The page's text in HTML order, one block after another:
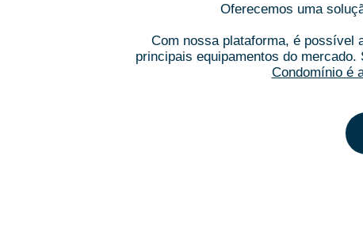
Oferecemos uma
Com nossa plataforma, é possível
principais equipamentos do mercado.
Condomínio é